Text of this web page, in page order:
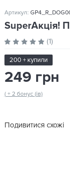
Артикул:
SuperАкція!
(1)
200 + купили
249 грн
( + 2 бонус (ів)
Подивитися схожі